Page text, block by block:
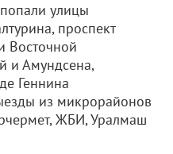
улицы
проспект
Восточной
и Амундсена,
Геннина
из микрорайонов
ЖБИ, Уралмаш